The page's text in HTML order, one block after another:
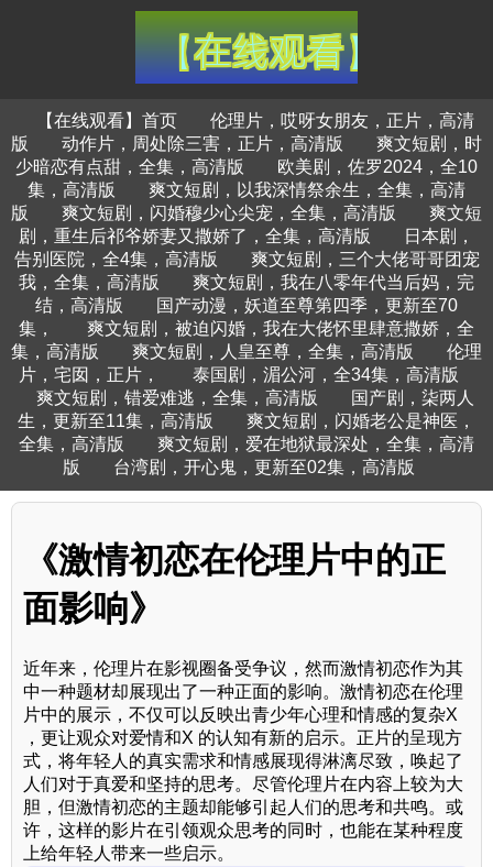
【在线观看】首页
伦理片，哎呀女朋友，正片，高清
版
动作片，周处除三害，正片，高清版
爽文短剧，时
少暗恋有点甜，全集，高清版
欧美剧，佐罗2024，全10
集，高清版
爽文短剧，以我深情祭余生，全集，高清
版
爽文短剧，闪婚穆少心尖宠，全集，高清版
爽文短
剧，重生后祁爷娇妻又撒娇了，全集，高清版
日本剧，
告别医院，全4集，高清版
爽文短剧，三个大佬哥哥团宠
我，全集，高清版
爽文短剧，我在八零年代当后妈，完
结，高清版
国产动漫，妖道至尊第四季，更新至70
集，
爽文短剧，被迫闪婚，我在大佬怀里肆意撒娇，全
集，高清版
爽文短剧，人皇至尊，全集，高清版
伦理
片，宅囡，正片，
泰国剧，湄公河，全34集，高清版
爽文短剧，错爱难逃，全集，高清版
国产剧，柒两人
生，更新至11集，高清版
爽文短剧，闪婚老公是神医，
全集，高清版
爽文短剧，爱在地狱最深处，全集，高清
版
台湾剧，开心鬼，更新至02集，高清版
《激情初恋在伦理片中的正
面影响》
近年来，伦理片在影视圈备受争议，然而激情初恋作为其
中一种题材却展现出了一种正面的影响。激情初恋在伦理
片中的展示，不仅可以反映出青少年心理和情感的复杂X
，更让观众对爱情和X 的认知有新的启示。正片的呈现方
式，将年轻人的真实需求和情感展现得淋漓尽致，唤起了
人们对于真爱和坚持的思考。尽管伦理片在内容上较为大
胆，但激情初恋的主题却能够引起人们的思考和共鸣。或
许，这样的影片在引领观众思考的同时，也能在某种程度
上给年轻人带来一些启示。